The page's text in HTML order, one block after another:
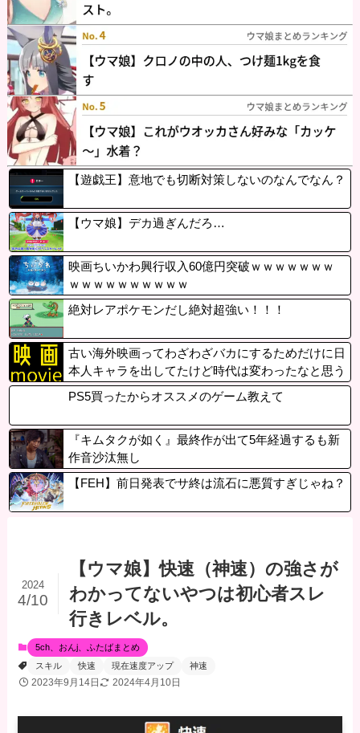
【遊戯王】意地でも切断対策しないのなんでなん？
【ウマ娘】デカ過ぎんだろ…
映画ちいかわ興行収入60億円突破ｗｗｗｗｗｗｗ
ｗｗｗｗｗｗｗｗｗｗ
絶対レアポケモンだし絶対超強い！！！
古い海外映画ってわざわざバカにするためだけに日
本人キャラを出してたけど時代は変わったなと思う
PS5買ったからオススメのゲーム教えて
『キムタクが如く』最終作が出て5年経過するも新
作音沙汰無し
【FEH】前日発表でサ終は流石に悪質すぎじゃね？
【ウマ娘】快速（神速）の強さが
わかってないやつは初心者スレ
行きレベル。
2024
4/10
5ch、おんj、ふたばまとめ
スキル
快速 現在速度アップ 神速
2023年9月14日 2024年4月10日